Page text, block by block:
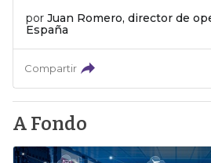
por Juan Romero, director de
España
Compartir
A Fondo